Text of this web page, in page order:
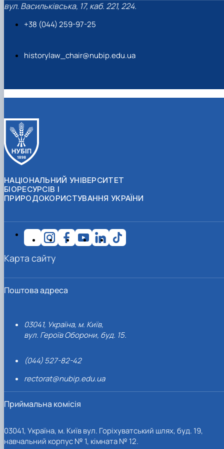
вул. Васильківська, 17, каб. 221, 224.
+38 (044) 259-97-25
historylaw_chair@nubip.edu.ua
НАЦІОНАЛЬНИЙ УНІВЕРСИТЕТ
БІОРЕСУРСІВ І
ПРИРОДОКОРИСТУВАННЯ УКРАЇНИ
Поштова адреса
03041, Україна, м. Київ,
вул. Героїв Оборони, буд. 15.
(044) 527-82-42
rectorat@nubip.edu.ua
Приймальна комісія
03041, Україна, м. Київ вул. Горіхуватський шлях, буд. 19,
навчальний корпус № 1, кімната № 12.
Карта сайту